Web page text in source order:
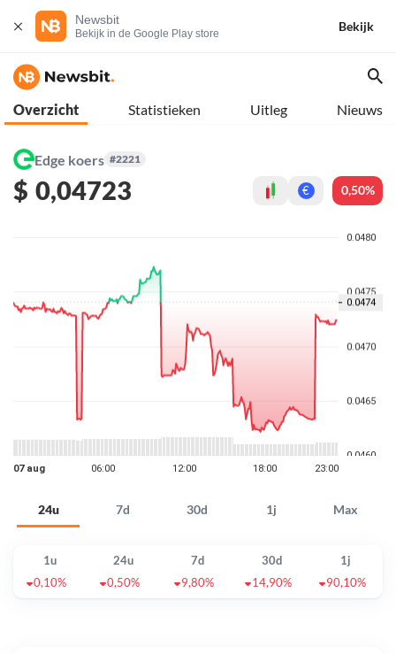
Newsbit
Bekijk in de Google Play store
Bekijk
Overzicht Statistieken Uitleg Nieuws
Edge koers #2221
$ 0,04723 € 0,50%
24u 7d 30d 1j Max
1u 24u 7d 30d
1j
0,10%
0,50% 9,80% 14,90% 90,10%